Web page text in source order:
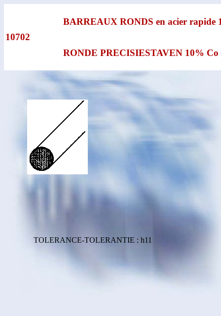
10702
BARREAUX RONDS en acier rapide
RONDE PRECISIESTAVEN 10% Co
TOLERANCE-TOLERANTIE : h11